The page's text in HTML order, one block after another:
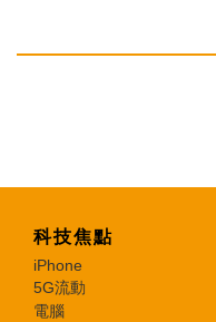
科技焦點
iPhone
5G流動
電腦